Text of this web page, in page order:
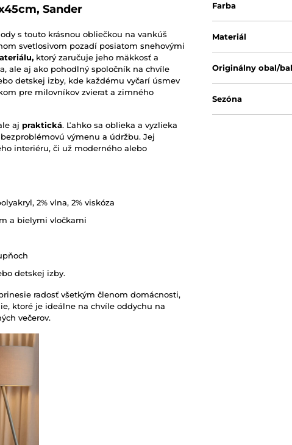
Sander
s touto krásnou obliečkou na vankúš
svetlosivom pozadí posiatom snehovými
ktorý zaručuje jeho mäkkosť a
ale aj ako pohodlný spoločník na chvíle
detskej izby, kde každému vyčarí úsmev
pre milovníkov zvierat a zimného
aj praktická. Ľahko sa oblieka a vyzlieka
výmenu a údržbu. Jej
interiéru, či už moderného alebo
2% vlna, 2% viskóza
a bielymi vločkami
detskej izby.
radosť všetkým členom domácnosti,
ktoré je ideálne na chvíle oddychu na
večerov.
Farba
Materiál
Originálny obal/
Sezóna